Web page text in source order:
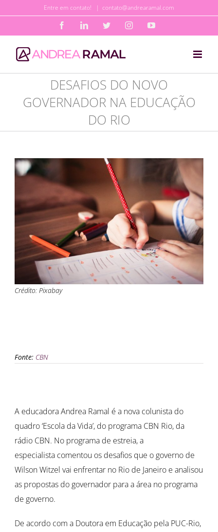
o
conteúdo
Entre em contato! | contato@andrearamal.com
FacebookLinkedInTwitterInstagramYouTube
DESAFIOS DO NOVO
GOVERNADOR NA EDUCAÇÃO
DO RIO
Crédito: Pixabay
Fonte: CBN
A educadora Andrea Ramal é a nova colunista do
quadro ‘Escola da Vida’, do programa CBN Rio, da
rádio CBN. No programa de estreia, a
especialista comentou os desafios que o governo de
Wilson Witzel vai enfrentar no Rio de Janeiro e analisou
as propostas do governador para a área no programa
de governo.
De acordo com a Doutora em Educação pela PUC-Rio,